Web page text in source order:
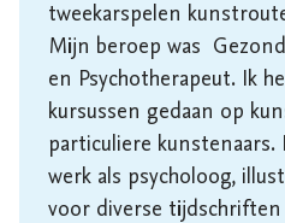
tweekarspelen
Mijn beroep was
en Psychotherapeut. Ik
kursussen gedaan op
particuliere kunstenaars.
werk als psycholoog,
voor diverse